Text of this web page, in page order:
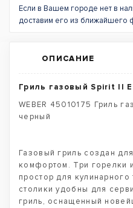
Если в Вашем городе нет в
доставим его из ближайшего
ОПИСАНИЕ
Гриль газовый Spirit II
WEBER 45010175 Гриль
черный
Газовый гриль создан
комфортом. Три горелки
простор для
столики удобны для
гриль, оснащенный